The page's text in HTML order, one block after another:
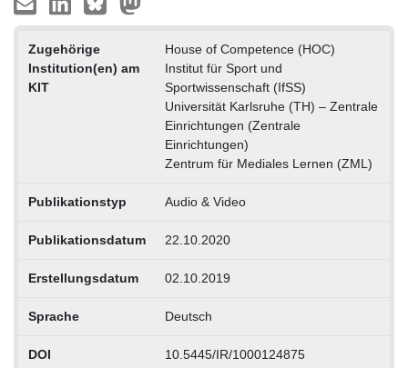
Zugehörige
Institution(en) am
KIT
House of Competence (HOC)
Institut für Sport und
Sportwissenschaft (IfSS)
Universität Karlsruhe (TH) – Zentrale
Einrichtungen (Zentrale
Einrichtungen)
Zentrum für Mediales Lernen (ZML)
Publikationstyp Audio & Video
Publikationsdatum 22.10.2020
Erstellungsdatum 02.10.2019
Sprache Deutsch
DOI 10.5445/IR/1000124875